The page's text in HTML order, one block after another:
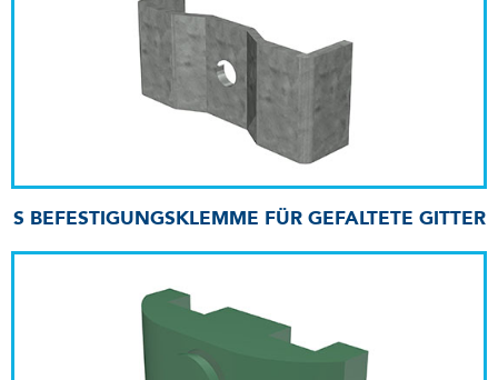
S BEFESTIGUNGSKLEMME FÜR GEFALTETE GITTER